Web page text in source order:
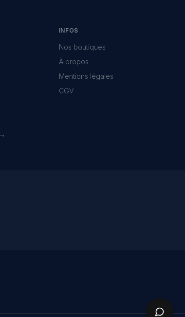
INFOS
Nos boutiques
À propos
Mentions légales
CGV